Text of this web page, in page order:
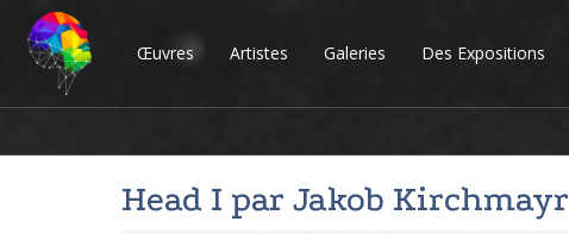
Œuvres Artistes Galeries Des Expositions
Head I par Jakob Kirchmayr